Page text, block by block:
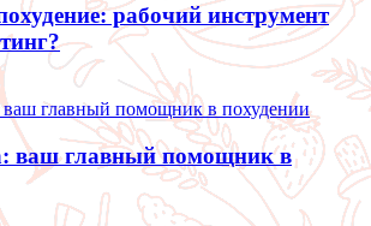
рабочий инструмент
ваш главный помощник в